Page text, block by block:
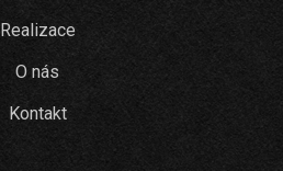
Realizace
O nás
Kontakt